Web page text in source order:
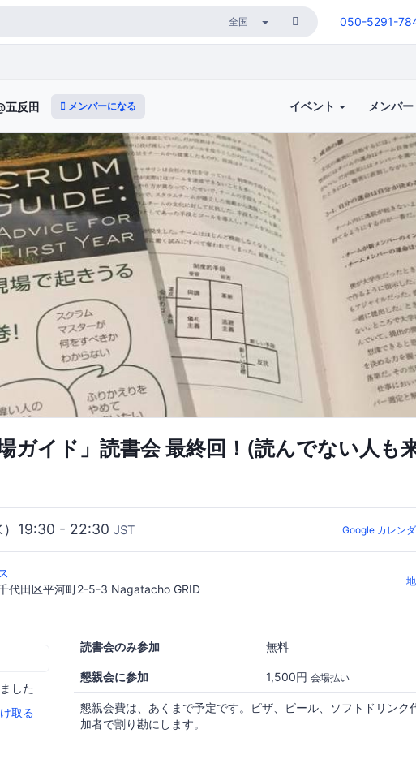
050-5291-
五反田 メンバーになる イベント メンバー
ガイド」読書会 最終回！(読んでない人も
19:30 - 22:30 JST Google カレン
代田区平河町2-5-3 Nagatacho GRID
した
取る
読書会のみ参加 無料
懇親会に参加 1,500円 会場払い
懇親会費は、あくまで予定です。ピザ、ビール、ソフトドリンク
加者で割り勘にします。